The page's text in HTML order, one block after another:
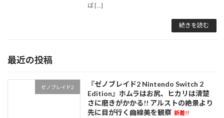
ば […]
続きを読む
最近の投稿
ゼノブレイド2
『ゼノブレイド2 Nintendo Switch 2
Edition』ホムラはお尻、ヒカリは清楚
さに磨きがかかる!! アルストの絶景より
先に目が行く曲線美を観察 新着!!